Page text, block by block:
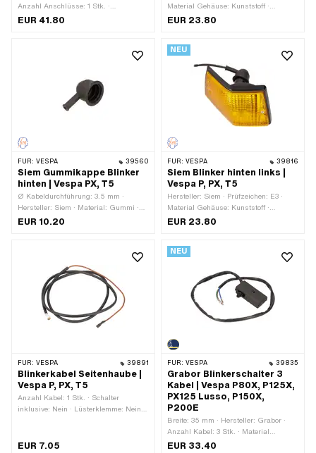
Anzahl Anschlüsse: 1 Stk. ·
Befestigungsart: Gewinde zum
EUR 41.80
Material Gehäuse: Kunststoff ·
Material Linse: Kunststoff · Farbe:
EUR 23.80
FÜR: VESPA 39560
Siem Gummikappe Blinker
hinten | Vespa PX, T5
Ø Kabeldurchführung: 3.5 mm ·
Hersteller: Siem · Material: Gummi ·
Gesamtlänge: 52 mm · Höhe: 29 mm ·
EUR 10.20
NEU
FÜR: VESPA 39816
Siem Blinker hinten links |
Vespa P, PX, T5
Hersteller: Siem · Prüfzeichen: E3 ·
Material Gehäuse: Kunststoff ·
Material Linse: Kunststoff · Farbe:
EUR 23.80
FÜR: VESPA 39891
Blinkerkabel Seitenhaube |
Vespa P, PX, T5
Anzahl Kabel: 1 Stk. · Schalter
inklusive: Nein · Lüsterklemme: Nein ·
241559
EUR 7.05
NEU
FÜR: VESPA 39835
Grabor Blinkerschalter 3
Kabel | Vespa P80X, P125X,
PX125 Lusso, P150X,
P200E
Breite: 35 mm · Hersteller: Grabor ·
Anzahl Kabel: 3 Stk. · Material
Gehäuse: Kunststoff · Material
EUR 33.40